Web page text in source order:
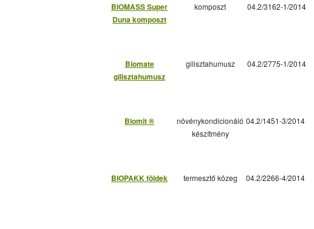
BIOMASS Super
Duna komposzt
komposzt 04.2/3162-1/2014
Biomate
gilisztahumusz
gilisztahumusz 04.2/2775-1/2014
Biomit ®
növénykondicionáló
készítmény
04.2/1451-3/2014
BIOPAKK földek termesztő közeg 04.2/2266-4/2014